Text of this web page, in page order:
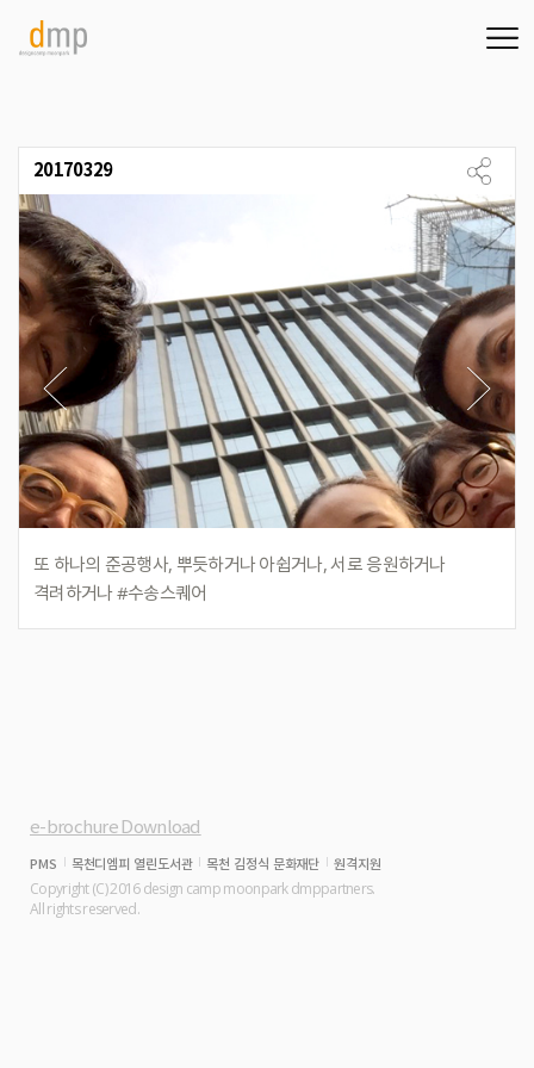
20170329
또 하나의 준공행사, 뿌듯하거나아쉽거나,서로 응원하거나
격려하거나#수송스퀘어
e-brochure Download
PMS 목천디엠피 열린도서관 목천 김정식 문화재단 원격지원
Copyright (C) 2016 design camp moonpark dmppartners.
All rights reserved.